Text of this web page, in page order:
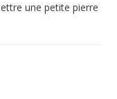
une petite pierre